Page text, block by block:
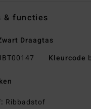
& functies
Draagtas
Kleurcode
Ribbadstof